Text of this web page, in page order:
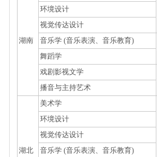
湖南
环境设计
视觉传达设计
音乐学 (音乐表演、音乐教育)
舞蹈学
戏剧影视文学
播音与主持艺术
湖北
美术学
环境设计
视觉传达设计
音乐学 (音乐表演、音乐教育)